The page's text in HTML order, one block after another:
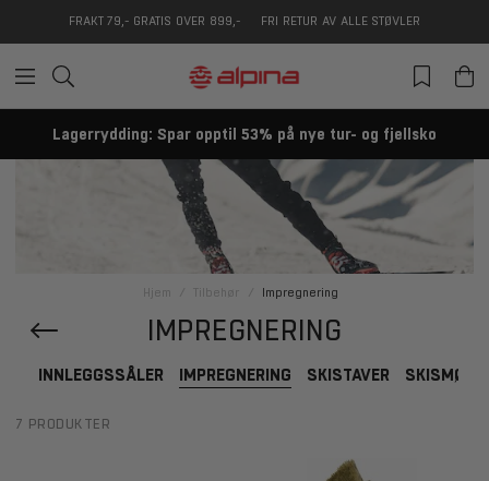
FRAKT 79,- GRATIS OVER 899,- FRI RETUR AV ALLE STØVLER
Lagerrydding: Spar opptil 53% på nye tur- og fjellsko
Hjem Tilbehør Impregnering
IMPREGNERING
INNLEGGSSÅLER IMPREGNERING SKISTAVER
7 PRODUKTER